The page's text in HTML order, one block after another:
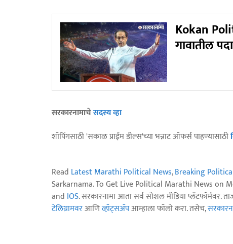
Kokan
गावातील
सरकारनामाचेसदस्य व्हा
शॉपिंगसाठी 'सकाळ प्राईम डील्स'च्या भन्नाट ऑफर्स पाहण्यासाठी
Read Latest Marathi Political News,Breaking
Sarkarnama. To Get Live Political Marathi News on
and IOS. सरकारनामा आता सर्व सोशल मीडिया प्लॅटफॉर्मवर.
टेलिग्रामवरआणिव्हॉट्सॲपआम्हाला फॉलो करा. तसेच,